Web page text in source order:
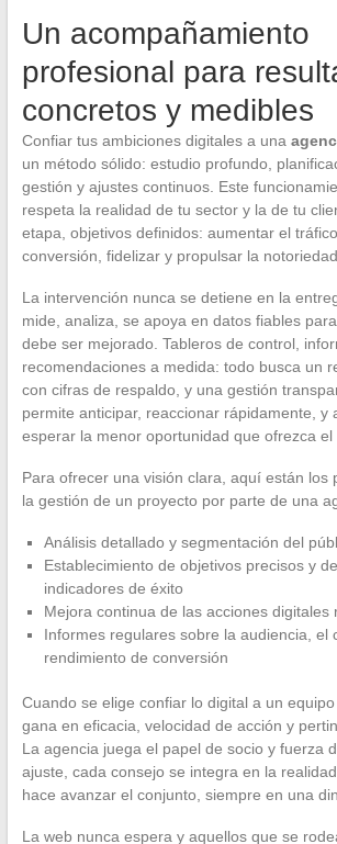
Un acompañamiento
profesional para
concretos y medibles
Confiar tus ambiciones digitales a una
un método sólido: estudio profundo,
gestión y ajustes continuos. Este
respeta la realidad de tu sector y la de tu
etapa, objetivos definidos: aumentar el
conversión, fidelizar y propulsar la notoriedad.
La intervención nunca se detiene en la
mide, analiza, se apoya en datos fiables
debe ser mejorado. Tableros de control,
recomendaciones a medida: todo busca un
con cifras de respaldo, y una gestión
permite anticipar, reaccionar rápidamente, y
esperar la menor oportunidad que ofrezca el
Para ofrecer una visión clara, aquí están los
la gestión de un proyecto por parte de una
Análisis detallado y segmentación del
Establecimiento de objetivos precisos y
indicadores de éxito
Mejora continua de las acciones digitales
Informes regulares sobre la audiencia, el
rendimiento de conversión
Cuando se elige confiar lo digital a un
gana en eficacia, velocidad de acción y
La agencia juega el papel de socio y fuerza
ajuste, cada consejo se integra en la
hace avanzar el conjunto, siempre en una
La web nunca espera y aquellos que se